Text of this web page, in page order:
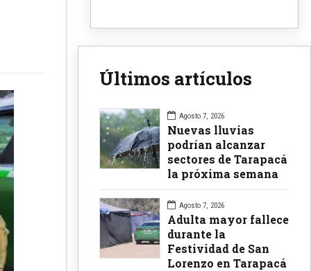
Últimos artículos
Agosto 7, 2026
Nuevas lluvias
podrían alcanzar
sectores de Tarapacá
la próxima semana
Agosto 7, 2026
Adulta mayor fallece
durante la
Festividad de San
Lorenzo en Tarapacá